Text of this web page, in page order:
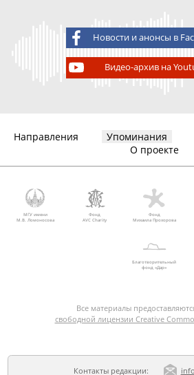
Новости и анонсы в
Видео-архив на
Направления Упоминания
О проекте
МГУ имени
М.В. Ломоносова
Фонд
AVC Charity
Фонд
Михаила Прохорова
Благотворительный
фонд «Дар»
Все материалы
свободной лицензии Creative
Контакты редакции: